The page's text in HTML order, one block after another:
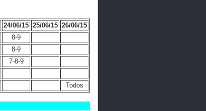
24/06/15 25/06/15 26/06/15
8-9
8-9
7-8-9
Todos